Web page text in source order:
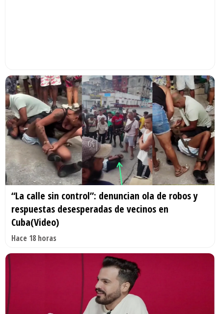
“La calle sin control”: denuncian ola de robos y
respuestas desesperadas de vecinos en
Cuba(Video)
Hace 18 horas